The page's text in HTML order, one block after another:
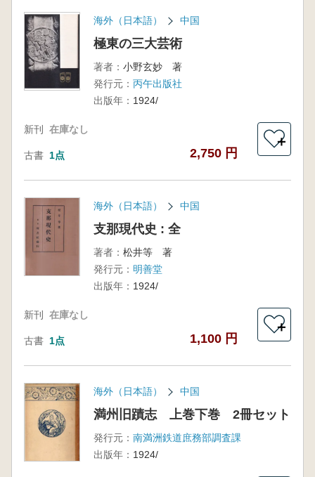
海外（日本語） 中国
極東の三大芸術
著者： 小野玄妙 著
発行元： 丙午出版社
出版年： 1924/
新刊 在庫なし
古書 1点 2,750 円
＋
海外（日本語） 中国
支那現代史 : 全
著者： 松井等 著
発行元： 明善堂
出版年： 1924/
新刊 在庫なし
古書 1点 1,100 円
＋
海外（日本語） 中国
満州旧蹟志 上巻下巻 2冊セット
発行元： 南満洲鉄道庶務部調査課
出版年： 1924/